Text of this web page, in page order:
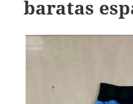
baratas